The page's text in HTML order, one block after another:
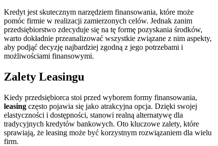
Kredyt jest skutecznym narzędziem finansowania, które może
pomóc firmie w realizacji zamierzonych celów. Jednak zanim
przedsiębiorstwo zdecyduje się na tę formę pozyskania środków,
warto dokładnie przeanalizować wszystkie związane z nim aspekty,
aby podjąć decyzję najbardziej zgodną z jego potrzebami i
możliwościami finansowymi.
Zalety Leasingu
Kiedy przedsiębiorca stoi przed wyborem formy finansowania,
leasing często pojawia się jako atrakcyjna opcja. Dzięki swojej
elastyczności i dostępności, stanowi realną alternatywę dla
tradycyjnych kredytów bankowych. Oto kluczowe zalety, które
sprawiają, że leasing może być korzystnym rozwiązaniem dla wielu
firm.